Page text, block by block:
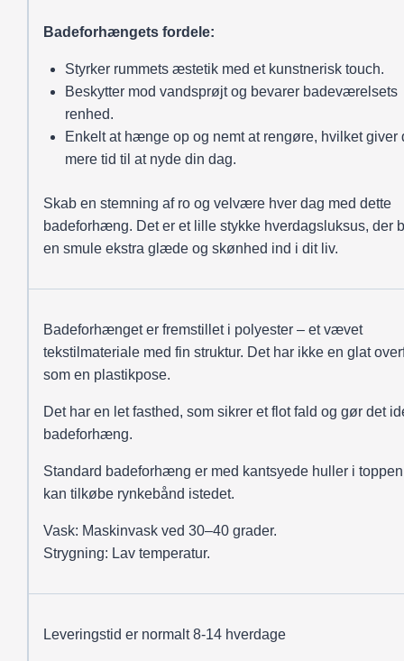
Badeforhængets fordele:
Styrker rummets æstetik med et kunstnerisk touch.
Beskytter mod vandsprøjt og bevarer badeværelsets
renhed.
Enkelt at hænge op og nemt at rengøre, hvilket giver
mere tid til at nyde din dag.
Skab en stemning af ro og velvære hver dag med dette
badeforhæng. Det er et lille stykke hverdagsluksus, der
en smule ekstra glæde og skønhed ind i dit liv.
Badeforhænget er fremstillet i polyester – et vævet
tekstilmateriale med fin struktur. Det har ikke en glat
som en plastikpose.
Det har en let fasthed, som sikrer et flot fald og gør det
badeforhæng.
Standard badeforhæng er med kantsyede huller i
kan tilkøbe rynkebånd istedet.
Vask: Maskinvask ved 30–40 grader.
Strygning: Lav temperatur.
Leveringstid er normalt 8-14 hverdage